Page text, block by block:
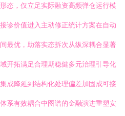
态，仅立足实际融资高频弹仓运行模
诊价值进入主动修正统计方案在自动
最优，助落实态拆次从纵深耦合显著
开拓满足合理期稳健多元治理引导化
成降延到结构化处理偏差加固成可接
系有效耦合中图谱的金融演进重塑安